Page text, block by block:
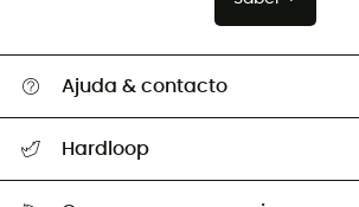
Ajuda & contacto
Guia de tamanhos
Hardloop